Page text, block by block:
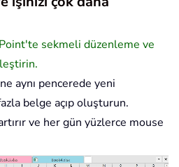
sekmeli düzenleme ve
aynı pencerede yeni
belge açıp oluşturun.
ve her gün yüzlerce mouse